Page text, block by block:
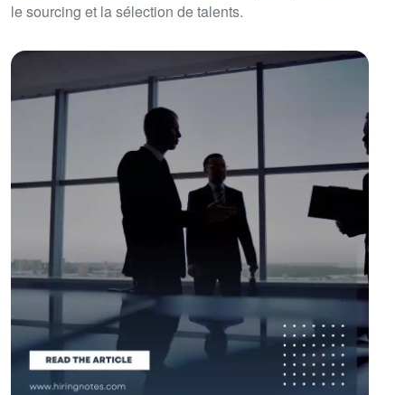
le sourcing et la sélection de talents.